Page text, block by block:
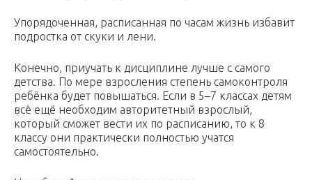
Упорядоченная, расписанная по часам жизнь избавит
подростка от скуки и лени.
Конечно, приучать к дисциплине лучше с самого
детства. По мере взросления степень самоконтроля
ребёнка будет повышаться. Если в 5–7 классах детям
всё ещё необходим авторитетный взрослый,
который сможет вести их по расписанию, то к 8
классу они практически полностью учатся
самостоятельно.